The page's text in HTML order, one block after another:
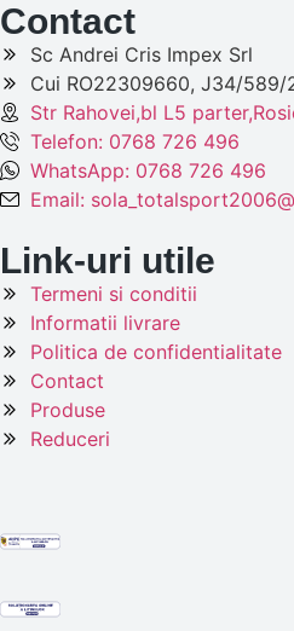
Contact
Sc Andrei Cris Impex Srl
Cui RO22309660, J34/589/
Str Rahovei,bl L5
Telefon: 0768 726 496
WhatsApp: 0768 726 496
Email:
Link-uri utile
Termeni si conditii
Informatii livrare
Politica de confidentialitate
Contact
Produse
Reduceri